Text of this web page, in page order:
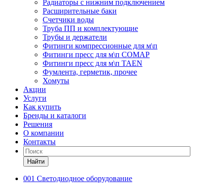
Радиаторы с нижним подключением
Расширительные баки
Счетчики воды
Труба ПП и комплектующие
Трубы и держатели
Фитинги компрессионные для м\п
Фитинги пресс для м\п COMAP
Фитинги пресс для м\п TAEN
Фумлента, герметик, прочее
Хомуты
Акции
Услуги
Как купить
Бренды и каталоги
Решения
О компании
Контакты
Найти
001 Светодиодное оборудование